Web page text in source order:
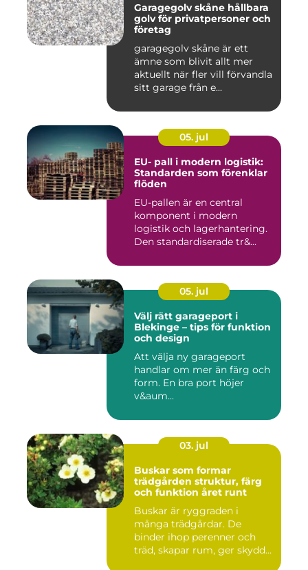
Garagegolv skåne hållbara
golv för privatpersoner och
företag
garagegolv skåne är ett
ämne som blivit allt mer
aktuellt när fler vill förvandla
sitt garage från e...
05. jul
EU- pall i modern logistik:
Standarden som förenklar
flöden
EU-pallen är en central
komponent i modern
logistik och lagerhantering.
Den standardiserade tr&...
05. jul
Välj rätt garageport i
Blekinge – tips för funktion
och design
Att välja ny garageport
handlar om mer än färg och
form. En bra port höjer
v&aum...
03. jul
Buskar som formar
trädgården struktur, färg
och funktion året runt
Buskar är ryggraden i
många trädgårdar. De
binder ihop perenner och
träd, skapar rum, ger skydd